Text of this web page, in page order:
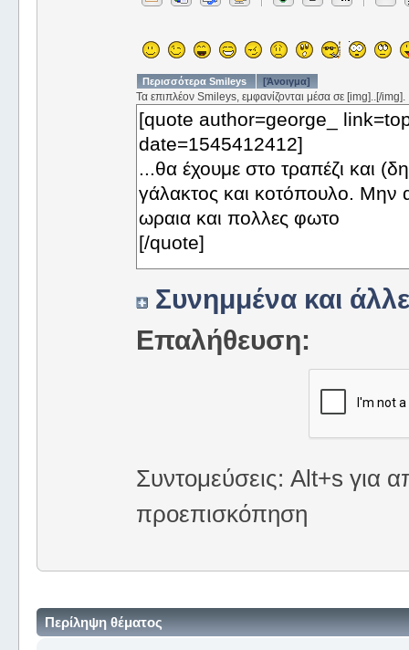
Περισσότερα Smileys [Άνοιγμα]
Τα επιπλέον Smileys, εμφανίζονται μέσα σε [img]..[/img].
Συνημμένα και
Επαλήθευση:
Συντομεύσεις: Alt+s για
προεπισκόπηση
Περίληψη θέματος